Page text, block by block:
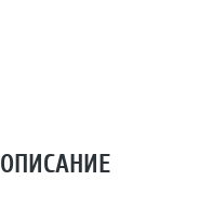
ОПИСАНИЕ